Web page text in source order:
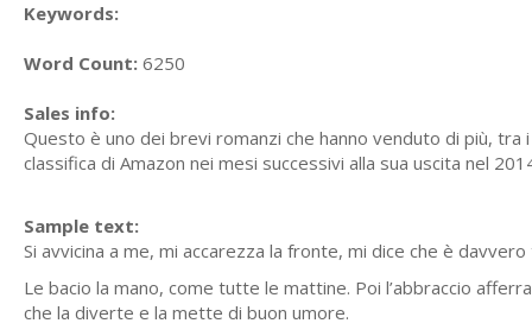
Keywords:
Word Count: 6250
Sales info:
Questo è uno dei brevi romanzi che hanno venduto di più,
classifica di Amazon nei mesi successivi alla sua uscita nel
Sample text:
Si avvicina a me, mi accarezza la fronte, mi dice che è davvero
Le bacio la mano, come tutte le mattine. Poi l’abbraccio
che la diverte e la mette di buon umore.